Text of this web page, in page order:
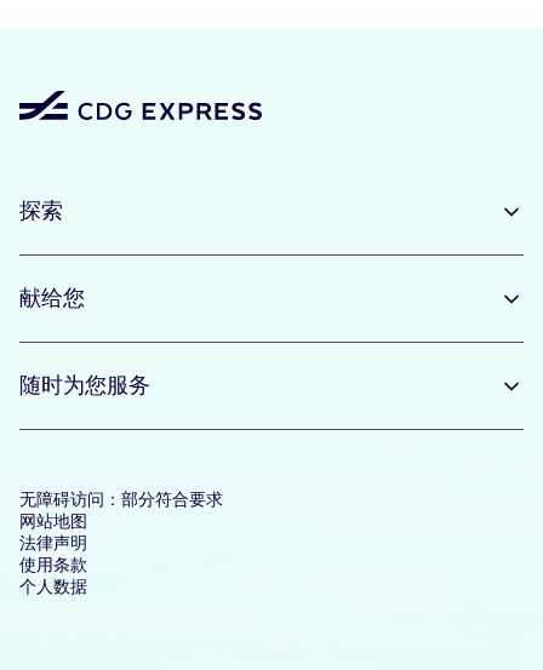
探索
献给您
随时为您服务
无障碍访问：部分符合要求
网站地图
法律声明
使用条款
个人数据